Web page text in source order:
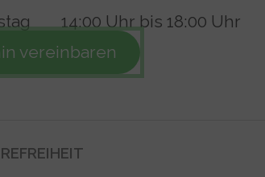
14:00 Uhr bis 18:00 Uhr
vereinbaren